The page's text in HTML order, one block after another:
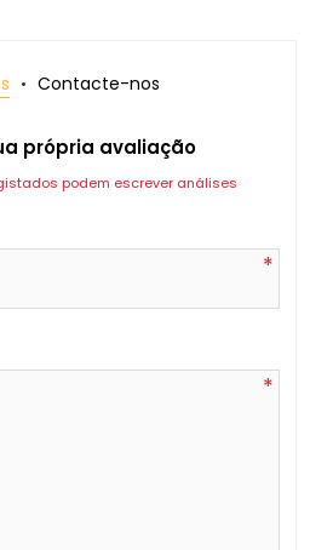
Contacte-nos
própria avaliação
podem escrever análises
*
*